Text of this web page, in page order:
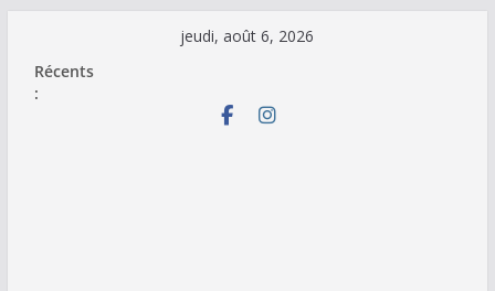
contenu
jeudi, août 6, 2026
Récents
: